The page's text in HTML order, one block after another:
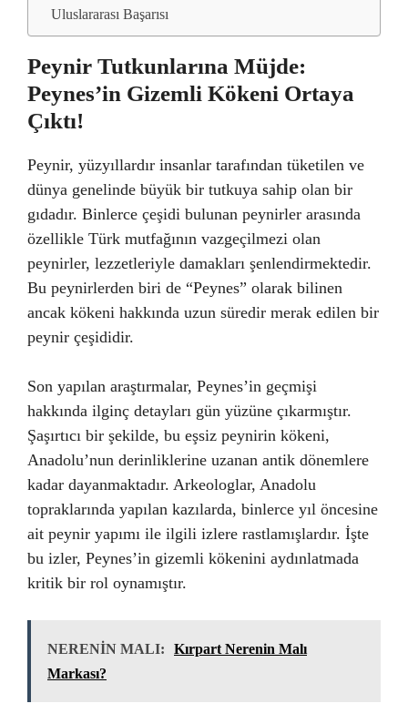
Uluslararası Başarısı
Peynir Tutkunlarına Müjde:
Peynes’in Gizemli Kökeni Ortaya
Çıktı!
Peynir, yüzyıllardır insanlar tarafından tüketilen ve
dünya genelinde büyük bir tutkuya sahip olan bir
gıdadır. Binlerce çeşidi bulunan peynirler arasında
özellikle Türk mutfağının vazgeçilmezi olan
peynirler, lezzetleriyle damakları şenlendirmektedir.
Bu peynirlerden biri de “Peynes” olarak bilinen
ancak kökeni hakkında uzun süredir merak edilen bir
peynir çeşididir.
Son yapılan araştırmalar, Peynes’in geçmişi
hakkında ilginç detayları gün yüzüne çıkarmıştır.
Şaşırtıcı bir şekilde, bu eşsiz peynirin kökeni,
Anadolu’nun derinliklerine uzanan antik dönemlere
kadar dayanmaktadır. Arkeologlar, Anadolu
topraklarında yapılan kazılarda, binlerce yıl öncesine
ait peynir yapımı ile ilgili izlere rastlamışlardır. İşte
bu izler, Peynes’in gizemli kökenini aydınlatmada
kritik bir rol oynamıştır.
NERENİN MALI:
Kırpart Nerenin Malı
Markası?